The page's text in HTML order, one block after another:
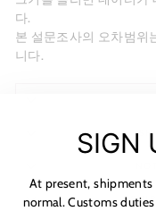
다.
본 설문조사의 오차범위
니다.
SIGN
At present,
normal. Customs